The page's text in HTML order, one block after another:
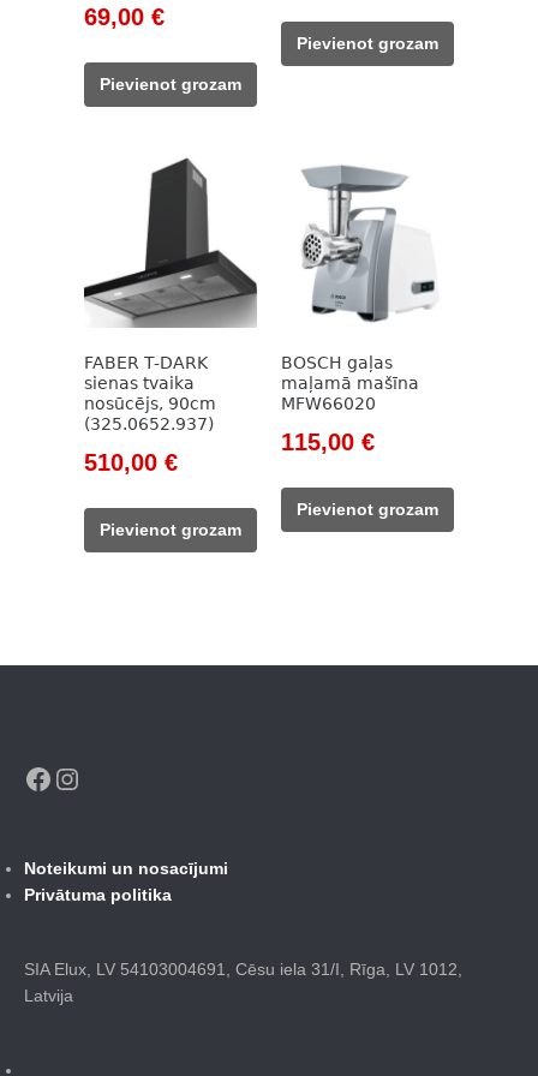
Original
was:
93,00 €.
69,00 €Current
Pievienot grozam
was:
171,00 €.
149,00 €.
Pievienot grozam
FABER T-DARK
sienas tvaika
nosūcējs, 90cm
(325.0652.937)
Original
was:
785,00 €.
510,00 €Current
510,00 €.
Pievienot grozam
BOSCH gaļas
maļamā mašīna
MFW66020
Original
was:
157,00 €.
115,00 €Current
115,00 €.
Pievienot grozam
Facebook
Noteikumi un nosacījumi
Privātuma politika
SIA Elux, LV 54103004691, Cēsu iela 31/I, Rīga, LV 1012,
Latvija